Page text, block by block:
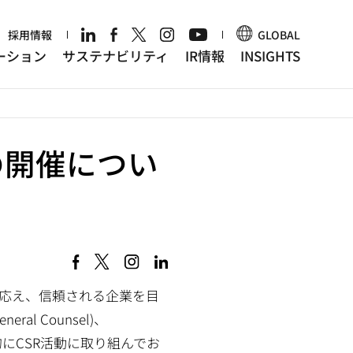
採用情報 GLOBAL
ション サステナビリティ IR情報 INSIGHTS
催につい
え、信頼される企業を目
Counsel)、
CSR活動に取り組んでお